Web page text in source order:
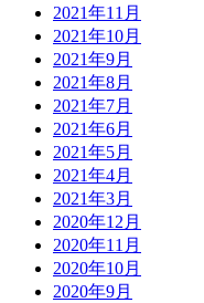
2021年11月
2021年10月
2021年9月
2021年8月
2021年7月
2021年6月
2021年5月
2021年4月
2021年3月
2020年12月
2020年11月
2020年10月
2020年9月